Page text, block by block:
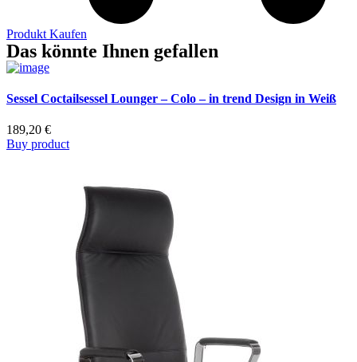
Produkt Kaufen
Das könnte Ihnen gefallen
Sessel Coctailsessel Lounger – Colo – in trend Design in Weiß
189,20 €
Buy product